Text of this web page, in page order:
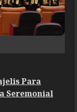
Para
Seremonial